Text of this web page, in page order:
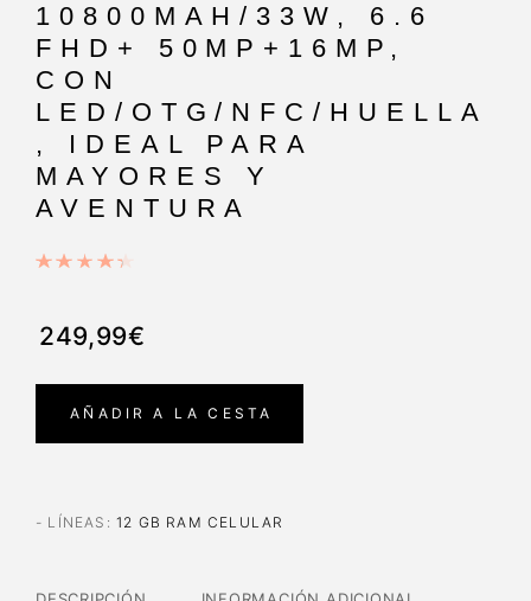
10800MAH/33W, 6.6
FHD+ 50MP+16MP,
CON
LED/OTG/NFC/HUELLA
, IDEAL PARA
MAYORES Y
AVENTURA
249,99€
AÑADIR A LA CESTA
- LÍNEAS :12 GB RAM CELULAR